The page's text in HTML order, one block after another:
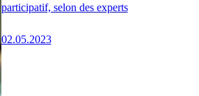
participatif, selon des experts
02.05.2023